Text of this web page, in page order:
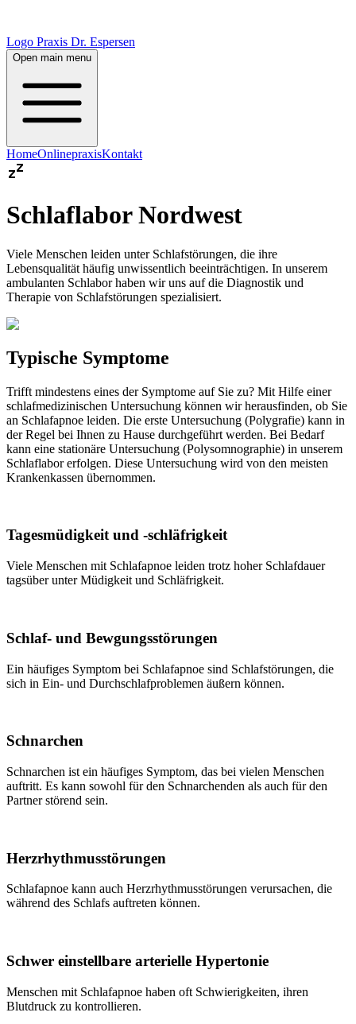
Logo Praxis Dr. Espersen
Open main menu
HomeOnlinepraxisKontakt
Schlaflabor Nordwest
Viele Menschen leiden unter Schlafstörungen, die ihre
Lebensqualität häufig unwissentlich beeinträchtigen. In unserem
ambulanten Schlabor haben wir uns auf die Diagnostik und
Therapie von Schlafstörungen spezialisiert.
Typische Symptome
Trifft mindestens eines der Symptome auf Sie zu? Mit Hilfe einer
schlafmedizinischen Untersuchung können wir herausfinden, ob Sie
an Schlafapnoe leiden. Die erste Untersuchung (Polygrafie) kann in
der Regel bei Ihnen zu Hause durchgeführt werden. Bei Bedarf
kann eine stationäre Untersuchung (Polysomnographie) in unserem
Schlaflabor erfolgen. Diese Untersuchung wird von den meisten
Krankenkassen übernommen.
Tagesmüdigkeit und -schläfrigkeit
Viele Menschen mit Schlafapnoe leiden trotz hoher Schlafdauer
tagsüber unter Müdigkeit und Schläfrigkeit.
Schlaf- und Bewgungsstörungen
Ein häufiges Symptom bei Schlafapnoe sind Schlafstörungen, die
sich in Ein- und Durchschlafproblemen äußern können.
Schnarchen
Schnarchen ist ein häufiges Symptom, das bei vielen Menschen
auftritt. Es kann sowohl für den Schnarchenden als auch für den
Partner störend sein.
Herzrhythmusstörungen
Schlafapnoe kann auch Herzrhythmusstörungen verursachen, die
während des Schlafs auftreten können.
Schwer einstellbare arterielle Hypertonie
Menschen mit Schlafapnoe haben oft Schwierigkeiten, ihren
Blutdruck zu kontrollieren.